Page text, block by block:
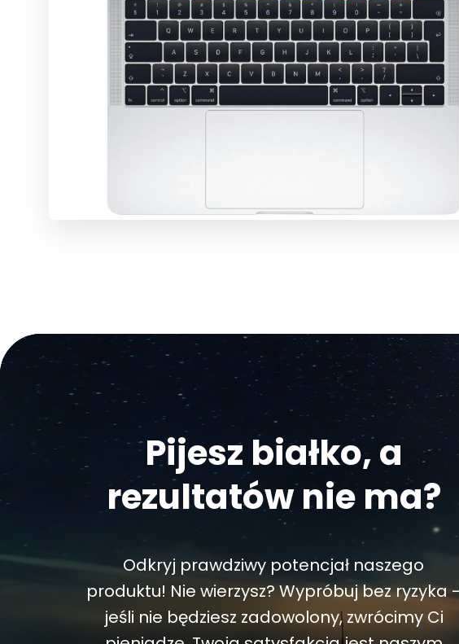
Pijesz białko, a
rezultatów nie ma?
Odkryj prawdziwy potencjał naszego
produktu! Nie wierzysz? Wypróbuj bez ryzyka -
jeśli nie będziesz zadowolony, zwrócimy Ci